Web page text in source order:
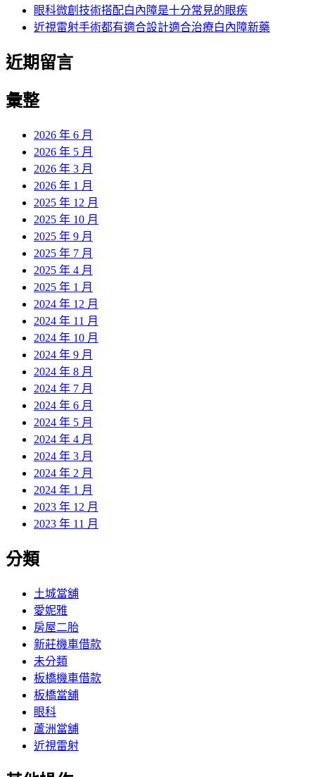
眼科微創技術搭配白內障是十分常見的眼疾
近視雷射手術都有適合設計適合治療白內障新藥
近期留言
彙整
2026 年 6 月
2026 年 5 月
2026 年 3 月
2026 年 1 月
2025 年 12 月
2025 年 10 月
2025 年 9 月
2025 年 7 月
2025 年 4 月
2025 年 1 月
2024 年 12 月
2024 年 11 月
2024 年 10 月
2024 年 9 月
2024 年 8 月
2024 年 7 月
2024 年 6 月
2024 年 5 月
2024 年 4 月
2024 年 3 月
2024 年 2 月
2024 年 1 月
2023 年 12 月
2023 年 11 月
分類
土城當舖
愛妮雅
房屋二胎
新莊機車借款
未分類
板橋機車借款
板橋當舖
眼科
蘆洲當舖
近視雷射